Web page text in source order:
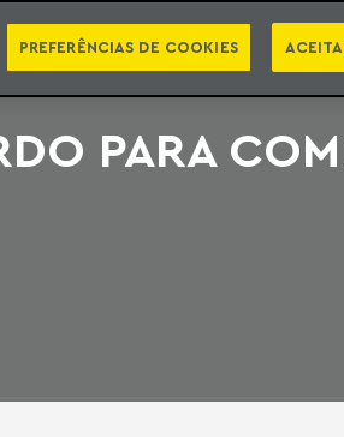
PODCASTS NEWSLETTER VIDEOCASTS
PARA
PREFERÊNCIAS DE COOKIES